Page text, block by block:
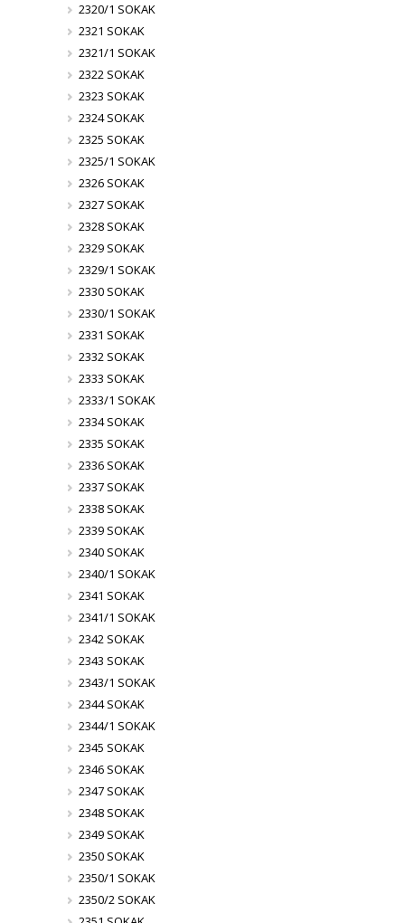
2320/1 SOKAK
2321 SOKAK
2321/1 SOKAK
2322 SOKAK
2323 SOKAK
2324 SOKAK
2325 SOKAK
2325/1 SOKAK
2326 SOKAK
2327 SOKAK
2328 SOKAK
2329 SOKAK
2329/1 SOKAK
2330 SOKAK
2330/1 SOKAK
2331 SOKAK
2332 SOKAK
2333 SOKAK
2333/1 SOKAK
2334 SOKAK
2335 SOKAK
2336 SOKAK
2337 SOKAK
2338 SOKAK
2339 SOKAK
2340 SOKAK
2340/1 SOKAK
2341 SOKAK
2341/1 SOKAK
2342 SOKAK
2343 SOKAK
2343/1 SOKAK
2344 SOKAK
2344/1 SOKAK
2345 SOKAK
2346 SOKAK
2347 SOKAK
2348 SOKAK
2349 SOKAK
2350 SOKAK
2350/1 SOKAK
2350/2 SOKAK